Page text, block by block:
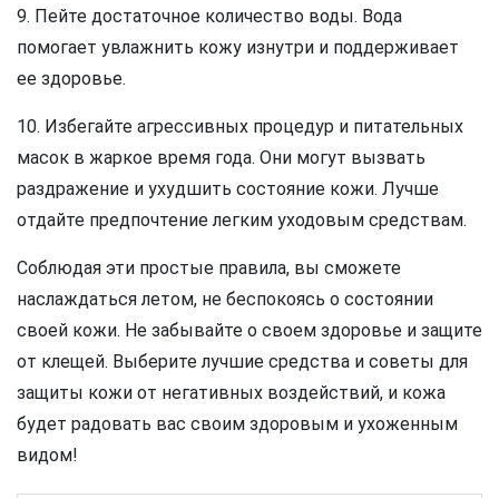
9. Пейте достаточное количество воды. Вода
помогает увлажнить кожу изнутри и поддерживает
ее здоровье.
10. Избегайте агрессивных процедур и питательных
масок в жаркое время года. Они могут вызвать
раздражение и ухудшить состояние кожи. Лучше
отдайте предпочтение легким уходовым средствам.
Соблюдая эти простые правила, вы сможете
наслаждаться летом, не беспокоясь о состоянии
своей кожи. Не забывайте о своем здоровье и защите
от клещей. Выберите лучшие средства и советы для
защиты кожи от негативных воздействий, и кожа
будет радовать вас своим здоровым и ухоженным
видом!